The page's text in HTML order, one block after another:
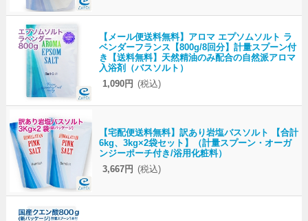
【メール便送料無料】アロマ エプソムソルト ラ
ベンダーフランス【800g/8回分】計量スプーン付
き【送料無料】天然精油のみ配合の自然派アロマ
入浴剤（バスソルト）
1,090円 (税込)
【宅配便送料無料】訳あり岩塩バスソルト 【合計
6kg、3kg×2袋セット】（計量スプーン・オーガ
ンジーポーチ付き/浴用化粧料）
3,667円 (税込)